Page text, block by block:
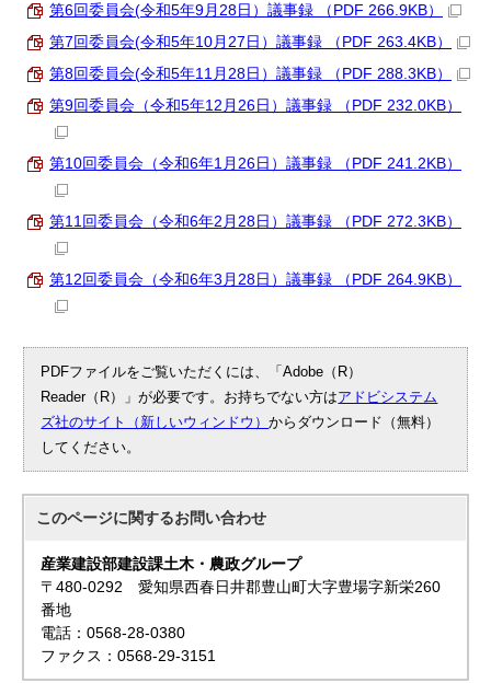
第6回委員会(令和5年9月28日）議事録 （PDF 266.9KB）
第7回委員会(令和5年10月27日）議事録 （PDF 263.4KB）
第8回委員会(令和5年11月28日）議事録 （PDF 288.3KB）
第9回委員会（令和5年12月26日）議事録 （PDF 232.0KB）
第10回委員会（令和6年1月26日）議事録 （PDF 241.2KB）
第11回委員会（令和6年2月28日）議事録 （PDF 272.3KB）
第12回委員会（令和6年3月28日）議事録 （PDF 264.9KB）
PDFファイルをご覧いただくには、「Adobe（R）
Reader（R）」が必要です。お持ちでない方はアドビシステム
ズ社のサイト（新しいウィンドウ）からダウンロード（無料）
してください。
このページに関するお問い合わせ
産業建設部建設課土木・農政グループ
〒480-0292 愛知県西春日井郡豊山町大字豊場字新栄260
番地
電話：0568-28-0380
ファクス：0568-29-3151